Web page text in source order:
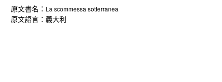
原文書名： La scommessa sotterranea
原文語言：義大利